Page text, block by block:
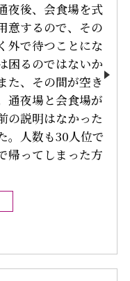
夜後、会食場を式
意するので、その
外で待つことにな
困るのではないか
た、その間が空き
通夜場と会食場が
の説明はなかった
。人数も30人位で
帰ってしまった方